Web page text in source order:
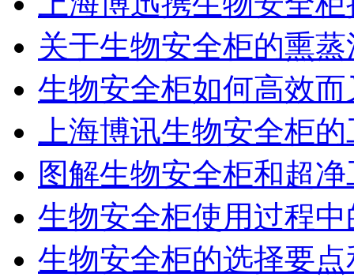
关于生物安全柜的熏
生物安全柜如何高效
上海博讯生物安全柜
图解生物安全柜和超
生物安全柜使用过程
生物安全柜的选择要